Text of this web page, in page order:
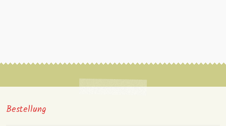
Bestellung